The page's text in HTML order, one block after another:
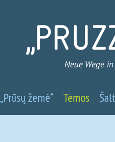
žemė
„Prūsų žemė“ Temos